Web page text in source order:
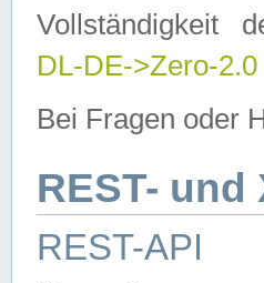
Vollständigkeit
DL-DE->Zero-2.0
Bei Fragen oder
REST-
REST-API